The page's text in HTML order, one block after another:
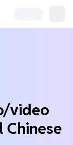
video
Chinese